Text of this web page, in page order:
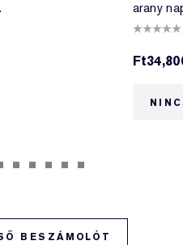
arany
BESZÁMOLÓT